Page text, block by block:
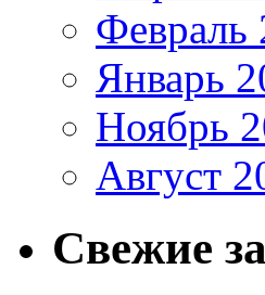
Февраль
Январь
Ноябрь
Август
Свежие